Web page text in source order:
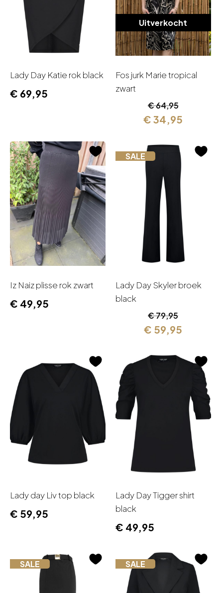
Lady Day Katie rok black
€ 69,95
Uitverkocht
Fos jurk Marie tropical
zwart
€64,95
prijs
€ 64,95.
€ 34,95
Huidige
prijs
€ 34,95.
Iz Naiz plisse rok zwart
€ 49,95
SALE
Lady Day Skyler broek
black
€79,95
prijs
€ 59,95
Huidige
prijs
Lady day Liv top black
€ 59,95
Lady Day Tigger shirt
black
€ 49,95
SALE SALE